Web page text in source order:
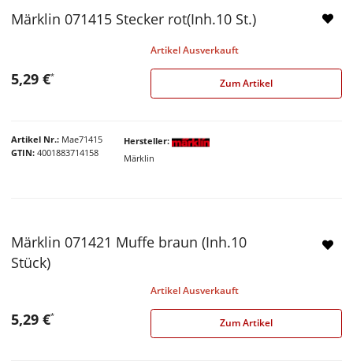
Märklin 071415 Stecker rot(Inh.10 St.)
Artikel Ausverkauft
Artikel Nr. Mae71415
GTIN 4001883714158
Hersteller
Märklin
5,29 €*
Zum Artikel
Märklin 071421 Muffe braun (Inh.10
Stück)
Artikel Ausverkauft
5,29 €*
Zum Artikel